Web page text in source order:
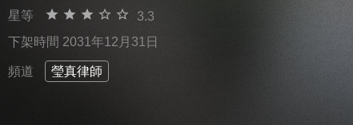
星等
3.3
下架時間 2031年12月31日
頻道 瑩真律師